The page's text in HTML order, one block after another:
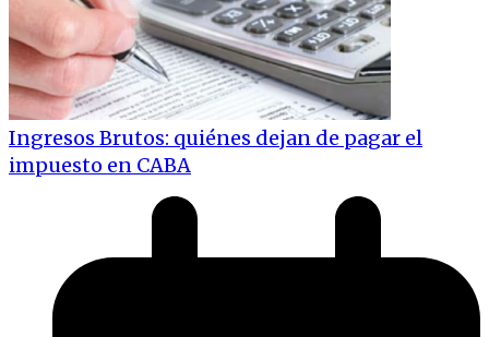
Ingresos Brutos: quiénes dejan de pagar el
impuesto en CABA